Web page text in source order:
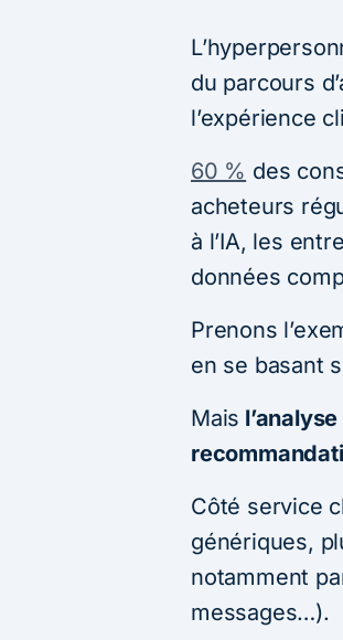
du parcours
l’expérience
60 % des
acheteurs
à l’IA, les
données
Prenons
en se basant
Mais
Côté service
génériques,
notamment
messages…).